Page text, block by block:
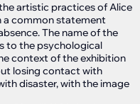
artistic practices of Alice
a common statement
The name of the
to the psychological
context of the exhibition
losing contact with
disaster, with the image